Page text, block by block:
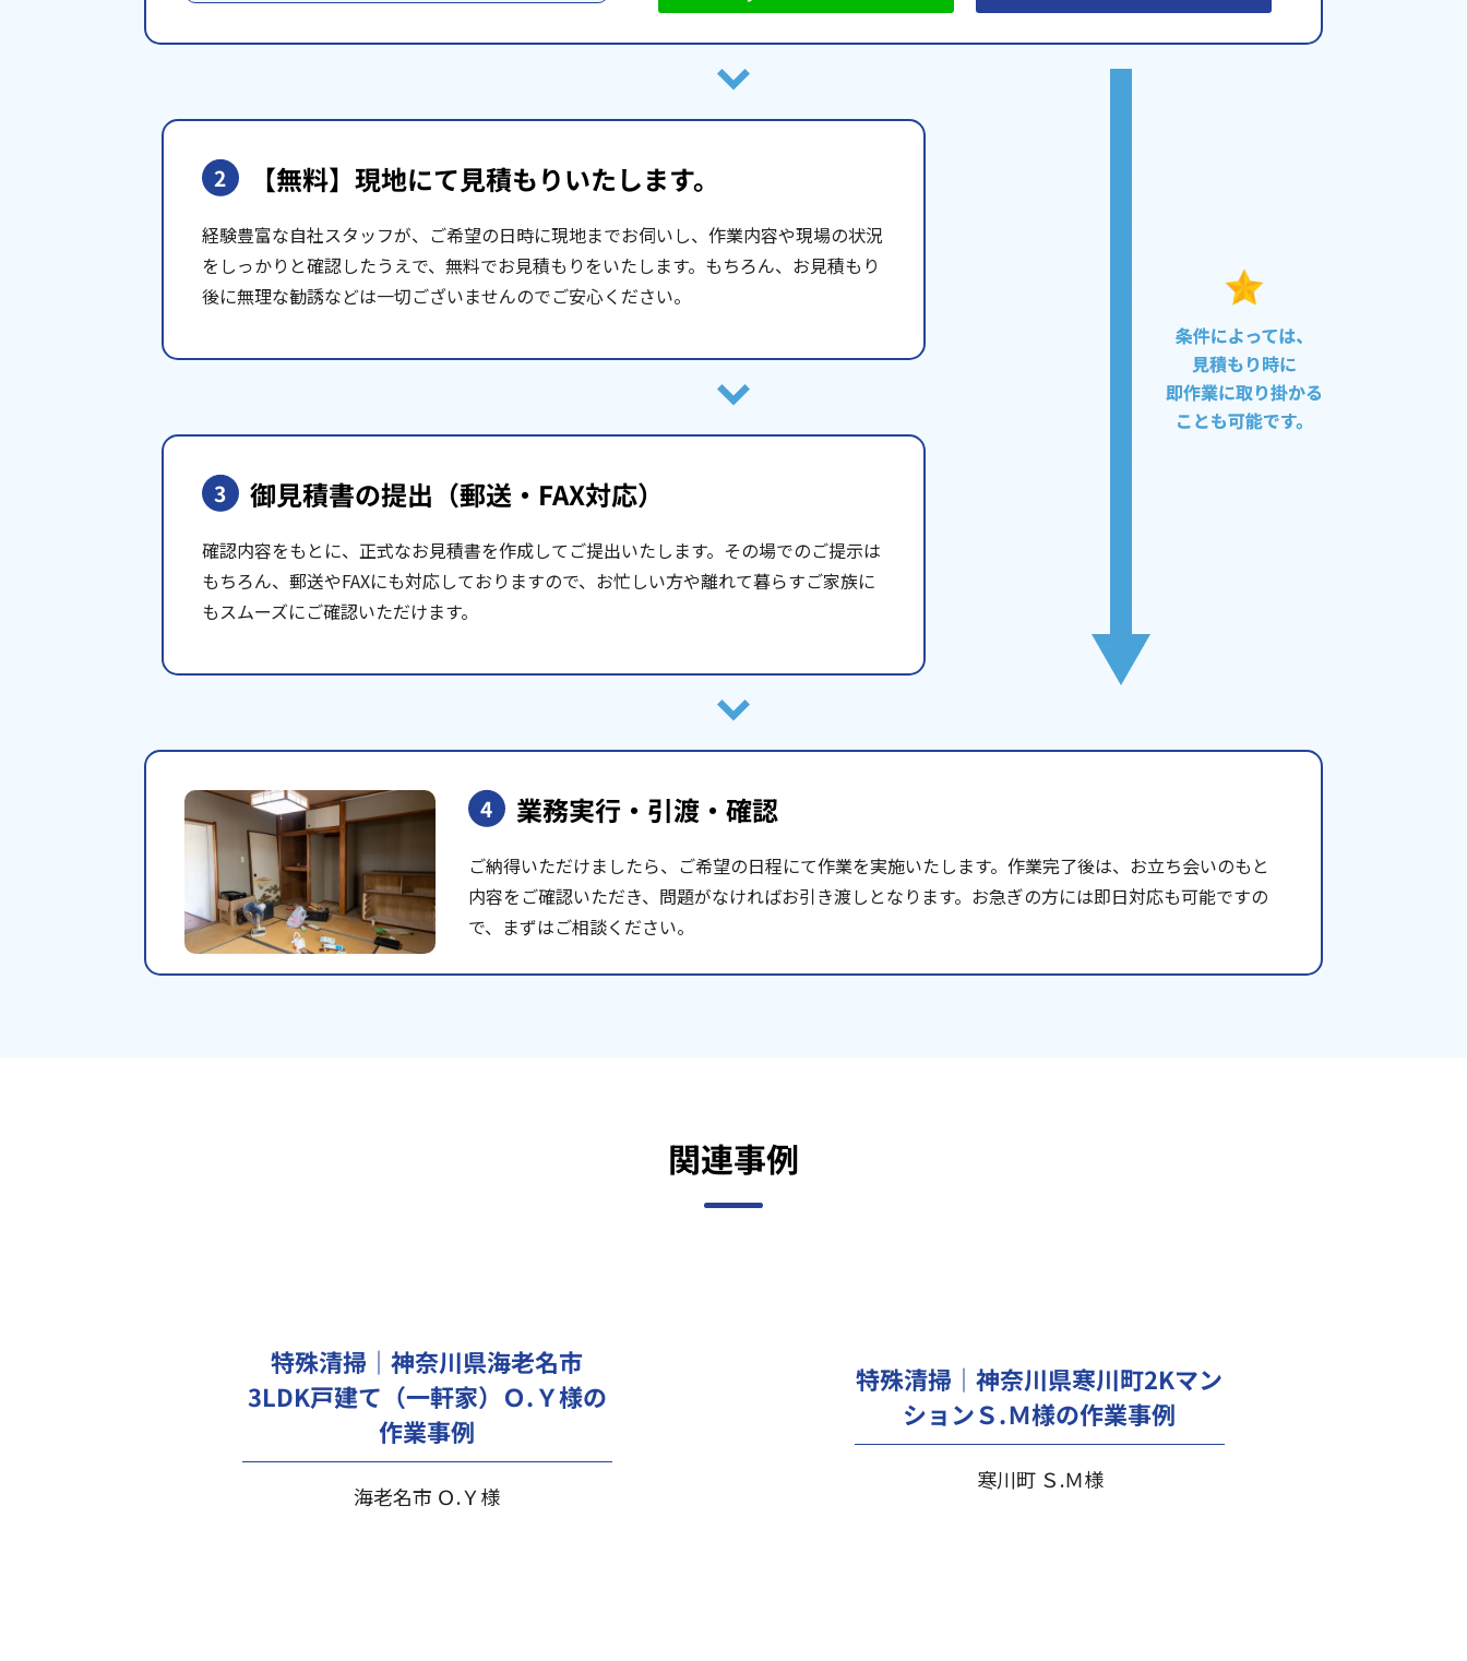
2 【無料】現地にて見積もりいたします。
経験豊富な自社スタッフが、ご希望の日時に現地までお伺いし、作業内容や現場の状況
をしっかりと確認したうえで、無料でお見積もりをいたします。もちろん、お見積もり
後に無理な勧誘などは一切ございませんのでご安心ください。
3 御見積書の提出 （郵送・FAX対応）
確認内容をもとに、正式なお見積書を作成してご提出いたします。その場でのご提示は
もちろん、郵送やFAXにも対応しておりますので、お忙しい方や離れて暮らすご家族に
もスムーズにご確認いただけます。
4 業務実行・引渡・確認
ご納得いただけましたら、ご希望の日程にて作業を実施いたします。作業完了後は、お立ち会いのもと
内容をご確認いただき、問題がなければお引き渡しとなります。お急ぎの方には即日対応も可能ですの
で、まずはご相談ください。
関連事例
特殊清掃｜神奈川県海老名市
3LDK戸建て（一軒家）Ｏ.Ｙ様の
作業事例
海老名市 Ｏ.Ｙ様
特殊清掃｜神奈川県寒川町2Kマン
ションＳ.Ｍ様の作業事例
寒川町 Ｓ.Ｍ様